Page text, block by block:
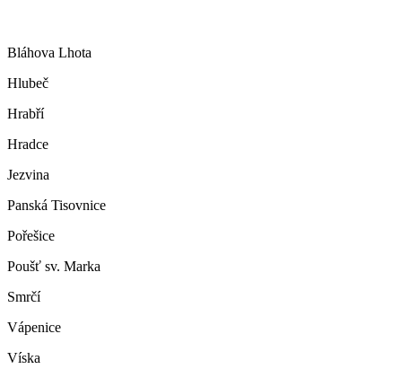
Bláhova Lhota
Hlubeč
Hrabří
Hradce
Jezvina
Panská Tisovnice
Pořešice
Poušť sv. Marka
Smrčí
Vápenice
Víska